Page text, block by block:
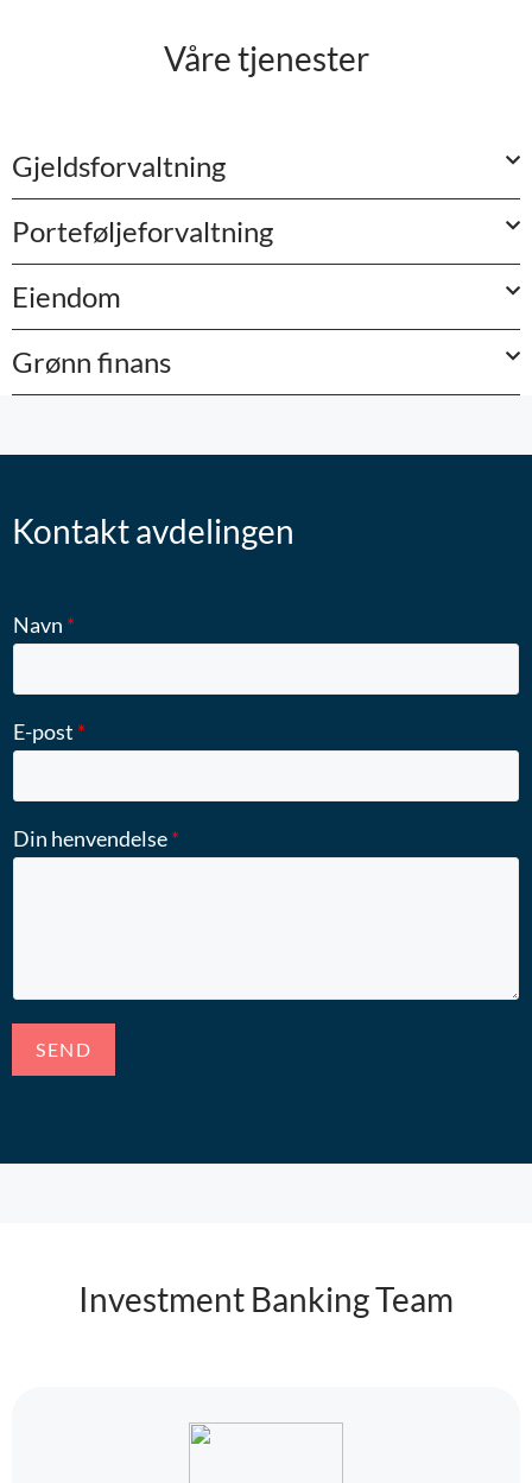
Våre tjenester
Gjeldsforvaltning
Porteføljeforvaltning
Eiendom
Grønn finans
Kontakt avdelingen
Navn *
E-post *
Din henvendelse*
SEND
Investment Banking Team